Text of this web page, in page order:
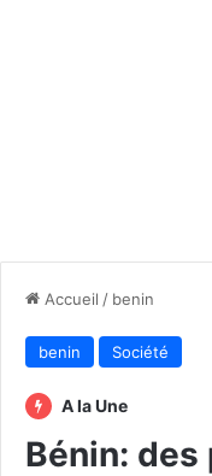
Accueil / benin
benin Société
A la Une
Bénin: